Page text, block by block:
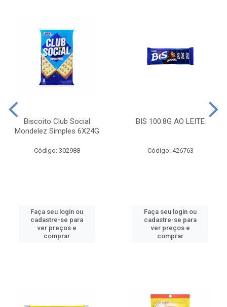
Biscoito Club Social
Mondelez Simples 6X24G
Código: 302988
Faça seu login ou
cadastre-se para
ver preços e
comprar
BIS 100.8G AO LEITE
Código: 426763
Faça seu login ou
cadastre-se para
ver preços e
comprar